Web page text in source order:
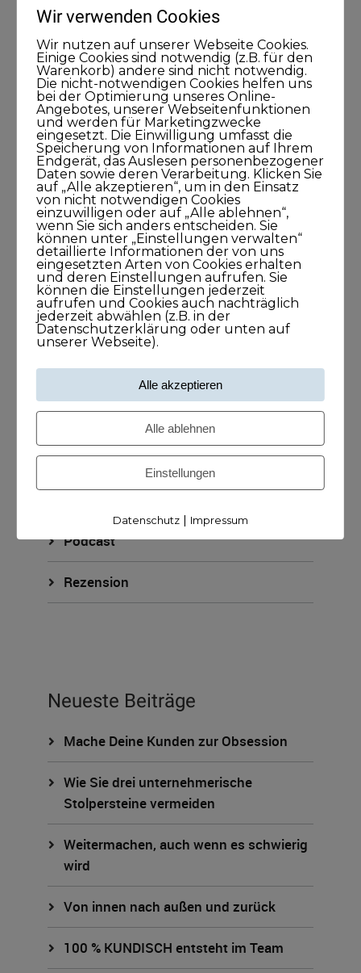
Kategorien
Blog
KUNDISCHgedacht
KUNDISCHimpuls
KUNDISCHkonkret
KUNDISCHleben
KUNDISCHpositioniert
KUNDISCHstory
KUNDISCHstrategie
KUNDISCHverkauf
KUNDISCHzukunft
Podcast
Rezension
Neueste Beiträge
Mache Deine Kunden zur Obsession
Wie Sie drei unternehmerische
Stolpersteine vermeiden
Weitermachen, auch wenn es schwierig
wird
Von innen nach außen und zurück
100 % KUNDISCH entsteht im Team
Wir verwenden Cookies
Wir nutzen auf unserer Webseite Cookies.
Einige Cookies sind notwendig (z.B. für den
Warenkorb) andere sind nicht notwendig.
Die nicht-notwendigen Cookies helfen uns
bei der Optimierung unseres Online-
Angebotes, unserer Webseitenfunktionen
und werden für Marketingzwecke
eingesetzt. Die Einwilligung umfasst die
Speicherung von Informationen auf Ihrem
Endgerät, das Auslesen personenbezogener
Daten sowie deren Verarbeitung. Klicken Sie
auf „Alle akzeptieren“, um in den Einsatz
von nicht notwendigen Cookies
einzuwilligen oder auf „Alle ablehnen“,
wenn Sie sich anders entscheiden. Sie
können unter „Einstellungen verwalten“
detaillierte Informationen der von uns
eingesetzten Arten von Cookies erhalten
und deren Einstellungen aufrufen. Sie
können die Einstellungen jederzeit
aufrufen und Cookies auch nachträglich
jederzeit abwählen (z.B. in der
Datenschutzerklärung oder unten auf
unserer Webseite).
Alle akzeptieren
Alle ablehnen
Einstellungen
Datenschutz| Impressum